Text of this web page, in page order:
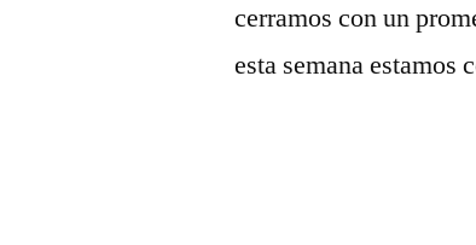
cerramos con un
esta semana estamos